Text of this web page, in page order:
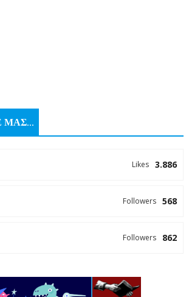
ΜΑΣ...
3.886
Likes
568
Followers
862
Followers